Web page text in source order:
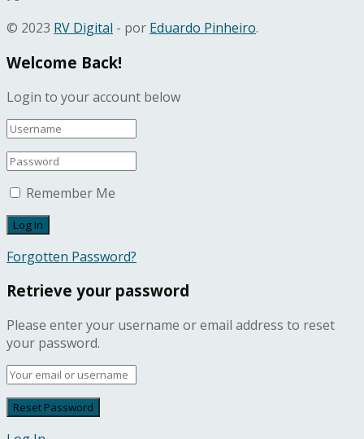
© 2023 RV Digital - por Eduardo Pinheiro.
Welcome Back!
Login to your account below
Remember Me
Forgotten Password?
Retrieve your password
Please enter your username or email address to reset
your password.